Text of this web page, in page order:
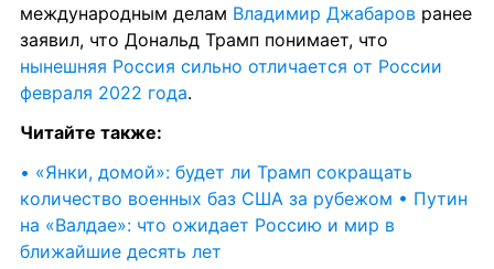
международным делам Владимир Джабаров ранее
нынешняя Россия сильно отличается от России
февраля 2022 года.
Читайте также:
• «Янки, домой»: будет ли Трамп сокращать
количество военных баз США за рубежом • Путин
на «Валдае»: что ожидает Россию и мир в
ближайшие десять лет